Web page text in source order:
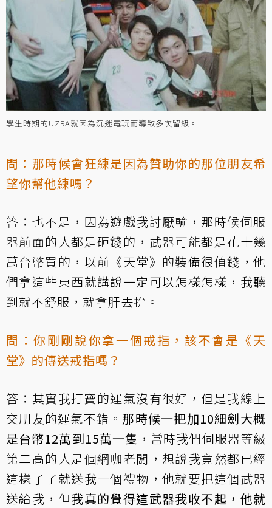
學生時期的UZRA就因為沉迷電玩而導致多次留級。
問：那時候會狂練是因為贊助你的那位朋友希
望你幫他練嗎？
答：也不是，因為遊戲我討厭輸，那時候伺服
器前面的人都是砸錢的，武器可能都是花十幾
萬台幣買的，以前《天堂》的裝備很值錢，他
們拿這些東西就講說一定可以怎樣怎樣，我聽
到就不舒服，就拿肝去拚。
問：你剛剛說你拿一個戒指，該不會是《天
堂》的傳送戒指嗎？
答：其實我打寶的運氣沒有很好，但是我線上
交朋友的運氣不錯。 那時候一把加10細劍大概
是台幣12萬到15萬一隻 ，當時我們伺服器等級
第二高的人是個網咖老闆，想說我竟然都已經
這樣子了就送我一個禮物，他就要把這個武器
送給我，但我真的覺得這武器我收不起，他就